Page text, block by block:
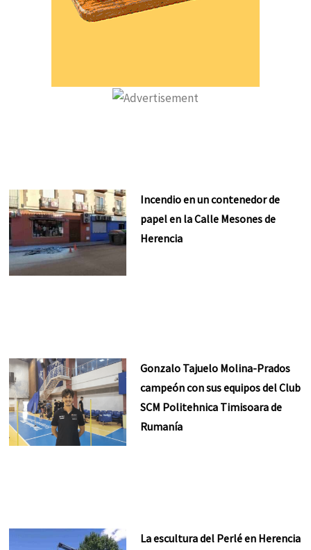
Incendio en un contenedor de
papel en la Calle Mesones de
Herencia
Gonzalo Tajuelo Molina-Prados
campeón con sus equipos del Club
SCM Politehnica Timisoara de
Rumanía
La escultura del Perlé en Herencia